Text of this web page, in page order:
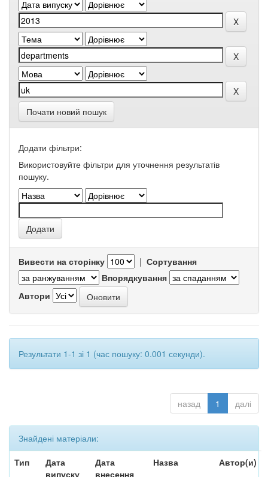
Почати новий пошук
Додати фільтри:
Використовуйте фільтри для уточнення результатів
пошуку.
Вивести на сторінку | Сортування
Впорядкування
Автори
Результати 1-1 зі 1 (час пошуку: 0.001 секунди).
назад 1 далі
Знайдені матеріали:
Тип
Дата
випуску
Дата
внесення
Назва Автор(и)